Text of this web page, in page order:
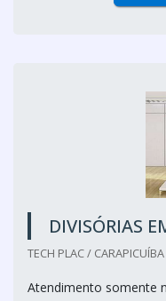
DIVISÓRIAS
TECH PLAC /
Atendimento somente